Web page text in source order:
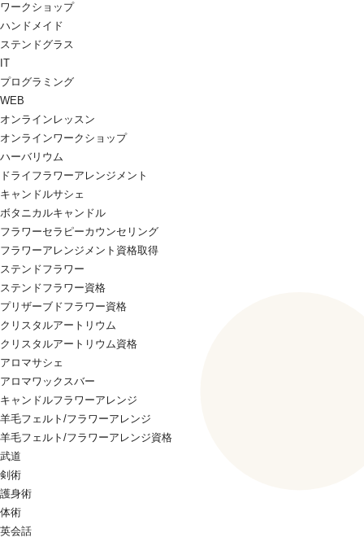
ワークショップ
ハンドメイド
ステンドグラス
IT
プログラミング
WEB
オンラインレッスン
オンラインワークショップ
ハーバリウム
ドライフラワーアレンジメント
キャンドルサシェ
ボタニカルキャンドル
フラワーセラピーカウンセリング
フラワーアレンジメント資格取得
ステンドフラワー
ステンドフラワー資格
プリザーブドフラワー資格
クリスタルアートリウム
クリスタルアートリウム資格
アロマサシェ
アロマワックスバー
キャンドルフラワーアレンジ
羊毛フェルト/フラワーアレンジ
羊毛フェルト/フラワーアレンジ資格
武道
剣術
護身術
体術
英会話